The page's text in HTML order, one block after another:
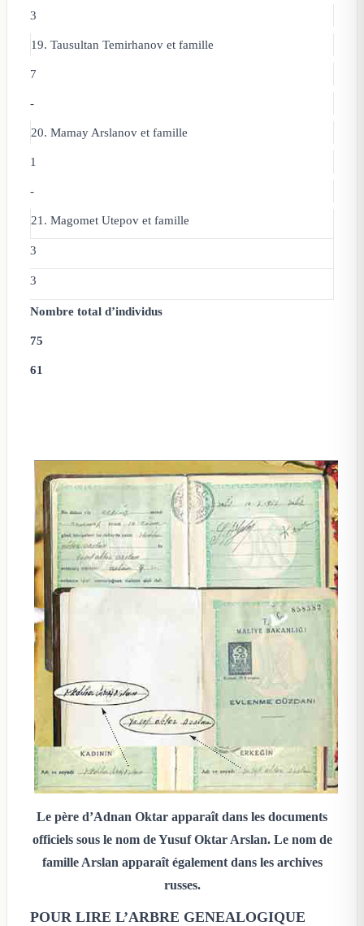
3
19. Tausultan Temirhanov et famille
7
-
20. Mamay Arslanov et famille
1
-
21. Magomet Utepov et famille
3
3
Nombre total d’individus
75
61
Le père d’Adnan Oktar apparaît dans les documents
officiels sous le nom de Yusuf Oktar Arslan. Le nom de
famille Arslan apparaît également dans les archives
russes.
POUR LIRE L’ARBRE GENEALOGIQUE